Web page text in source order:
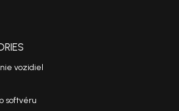
vozidiel
softvéru